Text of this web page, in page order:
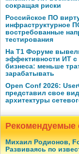
сокращая риски
Российское ПО
инфраструктурное
востребованные
тестирования
На Т1 Форуме
эффективности ИТ с
бизнеса: меньше
зарабатывать
Open Conf 2026:
представил свое
архитектуры
Рекомендуемые
Михаил Родионов,
Развиваясь по